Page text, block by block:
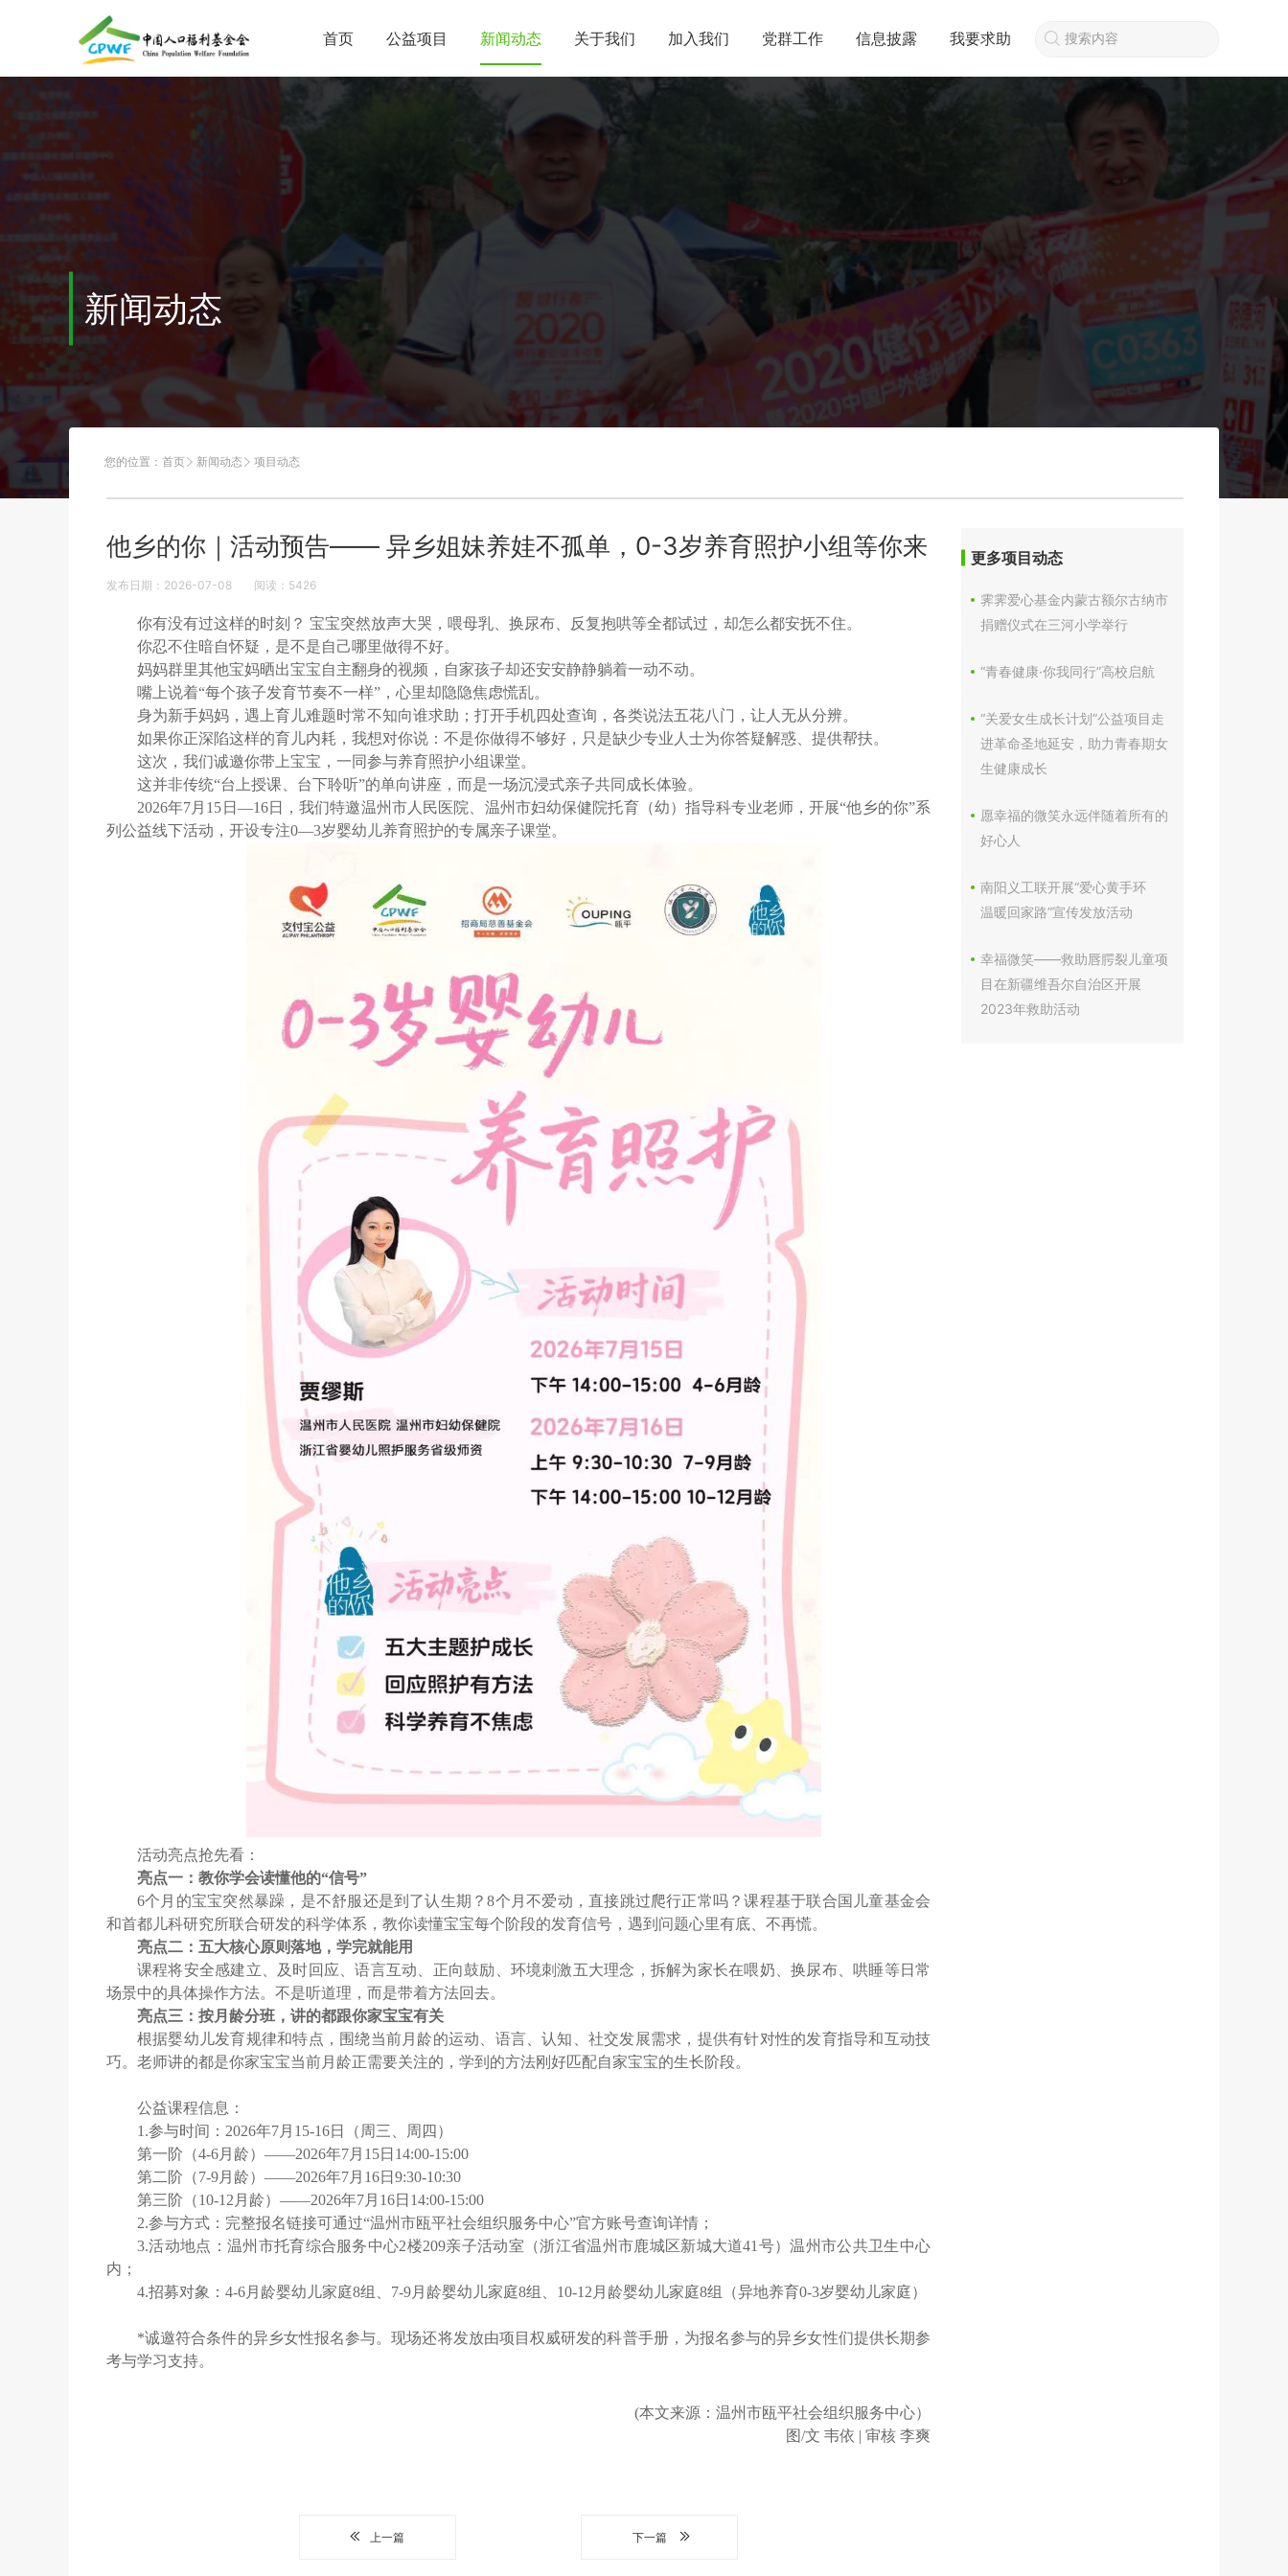
首页 公益项目 新闻动态 关于我们 加入我们 党群工作 信息披露 我要求助
新闻动态
您的位置： 首页 新闻动态 项目动态
他乡的你｜活动预告—— 异乡姐妹养娃不孤单，0-3岁养育照护小组等你来
发布日期：2026-07-08 阅读： 5426
你有没有过这样的时刻？ 宝宝突然放声大哭，喂母乳、换尿布、反复抱哄等全都试过，却怎么都安抚不住。
你忍不住暗自怀疑，是不是自己哪里做得不好。
妈妈群里其他宝妈晒出宝宝自主翻身的视频，自家孩子却还安安静静躺着一动不动。
嘴上说着“每个孩子发育节奏不一样”，心里却隐隐焦虑慌乱。
身为新手妈妈，遇上育儿难题时常不知向谁求助；打开手机四处查询，各类说法五花八门，让人无从分辨。
如果你正深陷这样的育儿内耗，我想对你说：不是你做得不够好，只是缺少专业人士为你答疑解惑、提供帮扶。
这次，我们诚邀你带上宝宝，一同参与养育照护小组课堂。
这并非传统“台上授课、台下聆听”的单向讲座，而是一场沉浸式亲子共同成长体验。
2026年7月15日—16日，我们特邀温州市人民医院、温州市妇幼保健院托育（幼）指导科专业老师，开展“他乡的你”系
列公益线下活动，开设专注0—3岁婴幼儿养育照护的专属亲子课堂。
活动亮点抢先看：
亮点一：教你学会读懂他的“信号”
6个月的宝宝突然暴躁，是不舒服还是到了认生期？8个月不爱动，直接跳过爬行正常吗？课程基于联合国儿童基金会
和首都儿科研究所联合研发的科学体系，教你读懂宝宝每个阶段的发育信号，遇到问题心里有底、不再慌。
亮点二：五大核心原则落地，学完就能用
课程将安全感建立、及时回应、语言互动、正向鼓励、环境刺激五大理念，拆解为家长在喂奶、换尿布、哄睡等日常
场景中的具体操作方法。不是听道理，而是带着方法回去。
亮点三：按月龄分班，讲的都跟你家宝宝有关
根据婴幼儿发育规律和特点，围绕当前月龄的运动、语言、认知、社交发展需求，提供有针对性的发育指导和互动技
巧。老师讲的都是你家宝宝当前月龄正需要关注的，学到的方法刚好匹配自家宝宝的生长阶段。
公益课程信息：
1.参与时间：2026年7月15-16日（周三、周四）
第一阶（4-6月龄）——2026年7月15日14:00-15:00
第二阶（7-9月龄）——2026年7月16日9:30-10:30
第三阶（10-12月龄）——2026年7月16日14:00-15:00
2.参与方式：完整报名链接可通过“温州市瓯平社会组织服务中心”官方账号查询详情；
3.活动地点：温州市托育综合服务中心2楼209亲子活动室（浙江省温州市鹿城区新城大道41号）温州市公共卫生中心
内；
4.招募对象：4-6月龄婴幼儿家庭8组、7-9月龄婴幼儿家庭8组、10-12月龄婴幼儿家庭8组（异地养育0-3岁婴幼儿家庭）
*诚邀符合条件的异乡女性报名参与。现场还将发放由项目权威研发的科普手册，为报名参与的异乡女性们提供长期参
考与学习支持。
(本文来源：温州市瓯平社会组织服务中心）
图/文 韦依 | 审核 李爽
更多项目动态
霁霁爱心基金内蒙古额尔古纳市
捐赠仪式在三河小学举行
“青春健康·你我同行”高校启航
“关爱女生成长计划”公益项目走
进革命圣地延安，助力青春期女
生健康成长
愿幸福的微笑永远伴随着所有的
好心人
南阳义工联开展“爱心黄手环
温暖回家路”宣传发放活动
幸福微笑——救助唇腭裂儿童项
目在新疆维吾尔自治区开展
2023年救助活动
上一篇 下一篇